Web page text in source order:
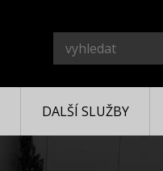
DALŠÍ SLUŽBY